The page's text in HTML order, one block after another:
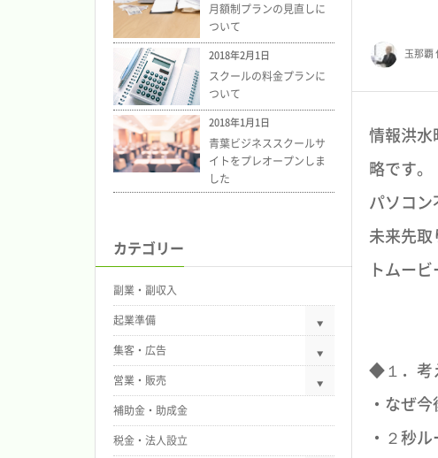
玉那覇
情報洪
略です。
パソコン
未来先
トムー
◆１．考
・なぜ
・２秒
月額制プランの見直しに
ついて
2018年2月1日
スクールの料金プランに
ついて
2018年1月1日
青葉ビジネススクールサ
イトをプレオープンしま
した
カテゴリー
副業・副収入
起業準備
集客・広告
営業・販売
補助金・助成金
税金・法人設立